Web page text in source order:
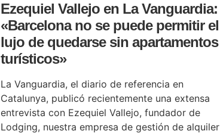
Ezequiel Vallejo en La Vanguardia:
«Barcelona no se puede permitir el
lujo de quedarse sin apartamentos
turísticos»
La Vanguardia, el diario de referencia en
Catalunya, publicó recientemente una extensa
entrevista con Ezequiel Vallejo, fundador de
Lodging, nuestra empresa de gestión de alquiler